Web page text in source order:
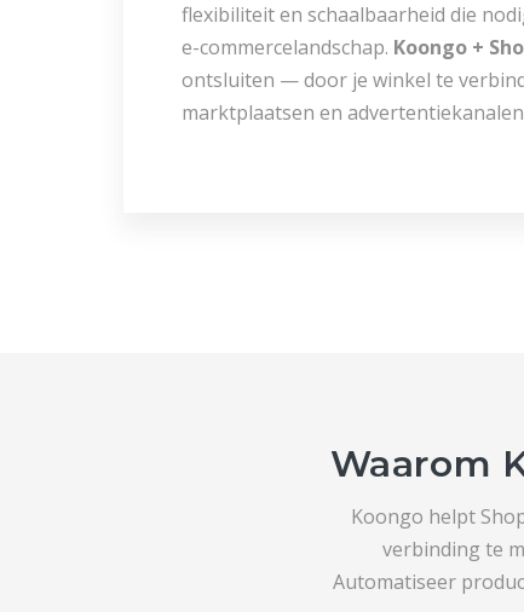
flexibiliteit en schaalbaarheid die
e-commercelandschap. Koongo +
ontsluiten — door je winkel te
marktplaatsen en
Waarom
Koongo helpt
verbinding te
Automatiseer